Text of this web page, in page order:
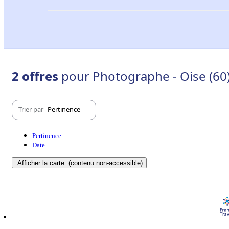
2 offres pour Photographe - Oise
Trier par Pertinence
Pertinence
Date
Afficher la carte (contenu non-accessible)